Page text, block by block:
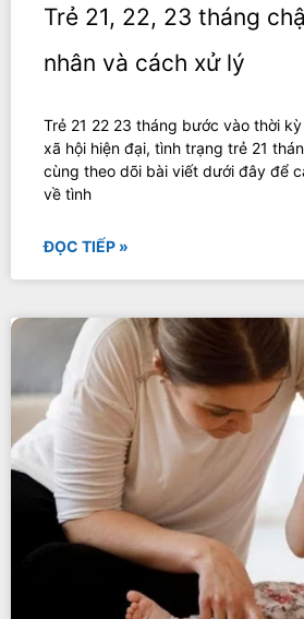
Trẻ 21, 22, 23 tháng
nhân và cách xử lý
Trẻ 21 22 23 tháng bước vào thời
xã hội hiện đại, tình trạng trẻ 21
cùng theo dõi bài viết dưới đây để
về tình
ĐỌC TIẾP »